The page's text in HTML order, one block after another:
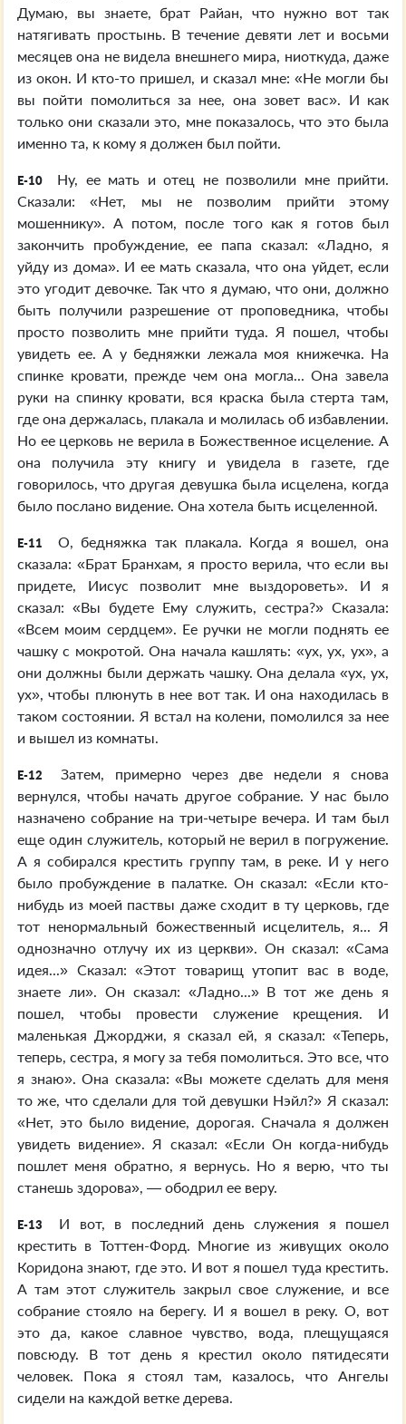
Думаю, вы знаете, брат Райан, что нужно вот так
натягивать простынь. В течение девяти лет и восьми
месяцев она не видела внешнего мира, ниоткуда, даже
из окон. И кто-то пришел, и сказал мне: «Не могли бы
вы пойти помолиться за нее, она зовет вас». И как
только они сказали это, мне показалось, что это была
именно та, к кому я должен был пойти.
E-10
Ну, ее мать и отец не позволили мне прийти.
Сказали: «Нет, мы не позволим прийти этому
мошеннику». А потом, после того как я готов был
закончить пробуждение, ее папа сказал: «Ладно, я
уйду из дома». И ее мать сказала, что она уйдет, если
это угодит девочке. Так что я думаю, что они, должно
быть получили разрешение от проповедника, чтобы
просто позволить мне прийти туда. Я пошел, чтобы
увидеть ее. А у бедняжки лежала моя книжечка. На
спинке кровати, прежде чем она могла... Она завела
руки на спинку кровати, вся краска была стерта там,
где она держалась, плакала и молилась об избавлении.
Но ее церковь не верила в Божественное исцеление. А
она получила эту книгу и увидела в газете, где
говорилось, что другая девушка была исцелена, когда
было послано видение. Она хотела быть исцеленной.
E-11
О, бедняжка так плакала. Когда я вошел, она
сказала: «Брат Бранхам, я просто верила, что если вы
придете, Иисус позволит мне выздороветь». И я
сказал: «Вы будете Ему служить, сестра?» Сказала:
«Всем моим сердцем». Ее ручки не могли поднять ее
чашку с мокротой. Она начала кашлять: «ух, ух, ух», а
они должны были держать чашку. Она делала «ух, ух,
ух», чтобы плюнуть в нее вот так. И она находилась в
таком состоянии. Я встал на колени, помолился за нее
и вышел из комнаты.
E-12
Затем, примерно через две недели я снова
вернулся, чтобы начать другое собрание. У нас было
назначено собрание на три-четыре вечера. И там был
еще один служитель, который не верил в погружение.
А я собирался крестить группу там, в реке. И у него
было пробуждение в палатке. Он сказал: «Если кто-
нибудь из моей паствы даже сходит в ту церковь, где
тот ненормальный божественный исцелитель, я... Я
однозначно отлучу их из церкви». Он сказал: «Сама
идея...» Сказал: «Этот товарищ утопит вас в воде,
знаете ли». Он сказал: «Ладно...» В тот же день я
пошел, чтобы провести служение крещения. И
маленькая Джорджи, я сказал ей, я сказал: «Теперь,
теперь, сестра, я могу за тебя помолиться. Это все, что
я знаю». Она сказала: «Вы можете сделать для меня
то же, что сделали для той девушки Нэйл?» Я сказал:
«Нет, это было видение, дорогая. Сначала я должен
увидеть видение». Я сказал: «Если Он когда-нибудь
пошлет меня обратно, я вернусь. Но я верю, что ты
станешь здорова», — ободрил ее веру.
E-13
И вот, в последний день служения я пошел
крестить в Тоттен-Форд. Многие из живущих около
Коридона знают, где это. И вот я пошел туда крестить.
А там этот служитель закрыл свое служение, и все
собрание стояло на берегу. И я вошел в реку. О, вот
это да, какое славное чувство, вода, плещущаяся
повсюду. В тот день я крестил около пятидесяти
человек. Пока я стоял там, казалось, что Ангелы
сидели на каждой ветке дерева.